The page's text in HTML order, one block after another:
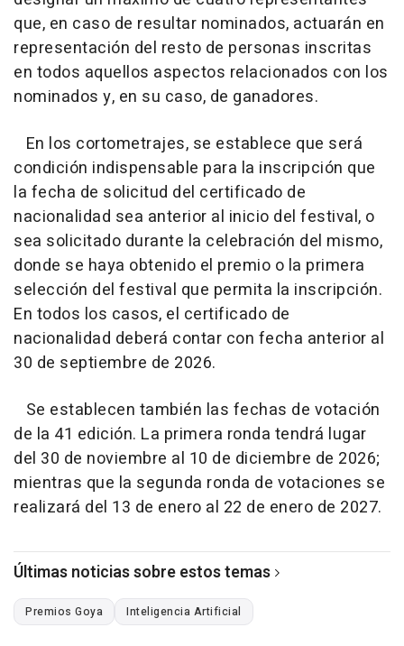
que, en caso de resultar nominados, actuarán en
representación del resto de personas inscritas
en todos aquellos aspectos relacionados con los
nominados y, en su caso, de ganadores.
En los cortometrajes, se establece que será
condición indispensable para la inscripción que
la fecha de solicitud del certificado de
nacionalidad sea anterior al inicio del festival, o
sea solicitado durante la celebración del mismo,
donde se haya obtenido el premio o la primera
selección del festival que permita la inscripción.
En todos los casos, el certificado de
nacionalidad deberá contar con fecha anterior al
30 de septiembre de 2026.
Se establecen también las fechas de votación
de la 41 edición. La primera ronda tendrá lugar
del 30 de noviembre al 10 de diciembre de 2026;
mientras que la segunda ronda de votaciones se
realizará del 13 de enero al 22 de enero de 2027.
Últimas noticias sobre estos temas
Premios Goya Inteligencia Artificial